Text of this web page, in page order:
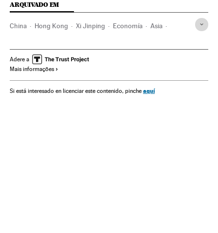
ARQUIVADO EM
China Hong Kong Xi Jinping Economía Asia
Guerra comercial Cambio climático
Adere a
Mais informações
Si está interesado en licenciar este contenido, pinche aquí